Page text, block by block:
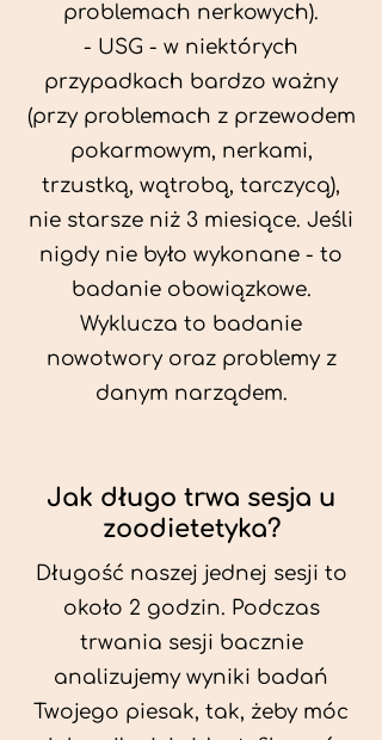
problemach nerkowych).
- USG - w niektórych
przypadkach bardzo ważny
(przy problemach z przewodem
pokarmowym, nerkami,
trzustką, wątrobą, tarczycą),
nie starsze niż 3 miesiące. Jeśli
nigdy nie było wykonane - to
badanie obowiązkowe.
Wyklucza to badanie
nowotwory oraz problemy z
danym narządem.
Jak długo trwa sesja u
zoodietetyka?
Długość naszej jednej sesji to
około 2 godzin. Podczas
trwania sesji bacznie
analizujemy wyniki badań
Twojego piesak, tak, żeby móc